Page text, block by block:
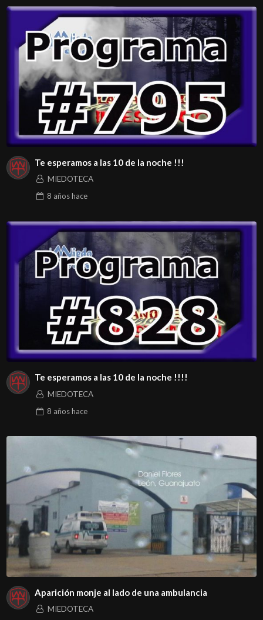
Te esperamos a las 10 de la noche !!!
MIEDOTECA
8 añoshace
Te esperamos a las 10 de la noche !!!!
MIEDOTECA
8 añoshace
Aparición monje al lado de una ambulancia
MIEDOTECA